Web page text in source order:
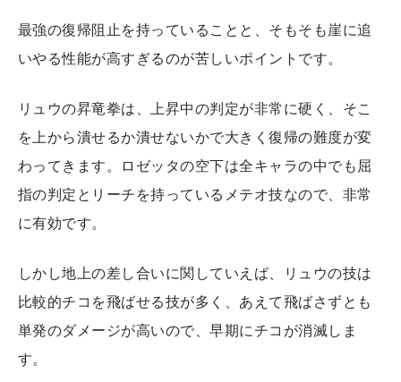
最強の復帰阻止を持っていることと、そもそも崖に追
いやる性能が高すぎるのが苦しいポイントです。
リュウの昇竜拳は、上昇中の判定が非常に硬く、そこ
を上から潰せるか潰せないかで大きく復帰の難度が変
わってきます。ロゼッタの空下は全キャラの中でも屈
指の判定とリーチを持っているメテオ技なので、非常
に有効です。
しかし地上の差し合いに関していえば、リュウの技は
比較的チコを飛ばせる技が多く、あえて飛ばさずとも
単発のダメージが高いので、早期にチコが消滅しま
す。